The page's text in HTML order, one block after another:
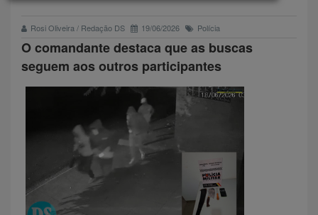
Rosi Oliveira / Redação DS 19/06/2026 Polícia
O comandante destaca que as buscas
seguem aos outros participantes